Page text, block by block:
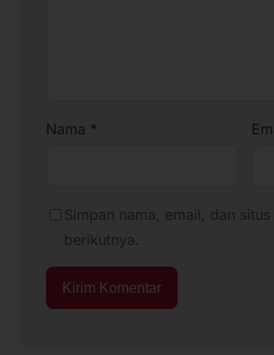
Nama *
Simpan nama, email, dan
berikutnya.